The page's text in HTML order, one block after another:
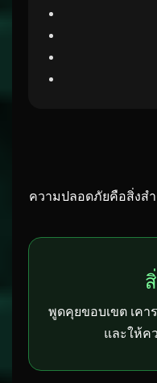
ความปลอดภัยคือสิ่งส
พูดคุยขอบเขต เคา
และให้ค